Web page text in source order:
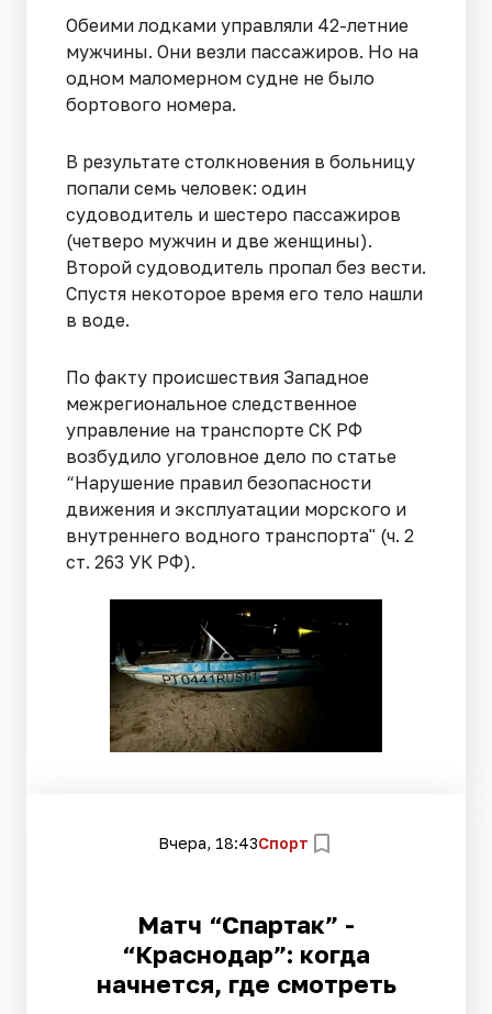
Обеими лодками управляли 42-летние
мужчины. Они везли пассажиров. Но на
одном маломерном судне не было
бортового номера.
В результате столкновения в больницу
попали семь человек: один
судоводитель и шестеро пассажиров
(четверо мужчин и две женщины).
Второй судоводитель пропал без вести.
Спустя некоторое время его тело нашли
в воде.
По факту происшествия Западное
межрегиональное следственное
управление на транспорте СК РФ
возбудило уголовное дело по статье
“Нарушение правил безопасности
движения и эксплуатации морского и
внутреннего водного транспорта" (ч. 2
ст. 263 УК РФ).
Вчера, 18:43Спорт
Матч “Спартак” -
“Краснодар”: когда
начнется, где смотреть